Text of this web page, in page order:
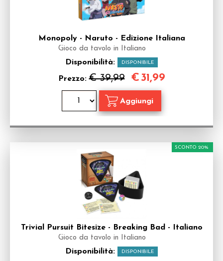
Monopoly - Naruto - Edizione Italiana
Gioco da tavolo in Italiano
Disponibilità: DISPONIBILE
Prezzo:€ 39,99 € 31,99
Trivial Pursuit Bitesize - Breaking Bad - Italiano
Gioco da tavolo in Italiano
Disponibilità: DISPONIBILE
SCONTO 20%